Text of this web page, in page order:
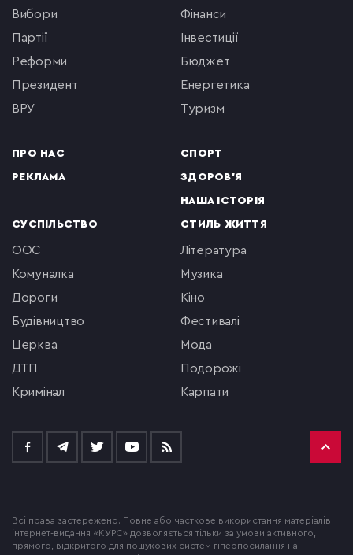
вибори
партії
реформи
президент
ВРУ
ПРО НАС
РЕКЛАМА
фінанси
інвестиції
бюджет
енергетика
туризм
СПОРТ
ЗДОРОВ'Я
НАША ІСТОРІЯ
СУСПІЛЬСТВО
ООС
комуналка
Дороги
будівництво
церква
ДТП
кримінал
СТИЛЬ ЖИТТЯ
література
музика
кіно
фестивалі
мода
подорожі
Карпати
Всі права застережено. Повне або часткове використання матеріалів
інтернет-видання «КУРС» дозволяється тільки за умови активного,
прямого, відкритого для пошукових систем гіперпосилання на